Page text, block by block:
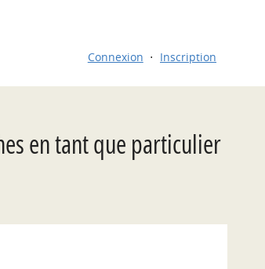
Connexion Inscription
en tant que particulier